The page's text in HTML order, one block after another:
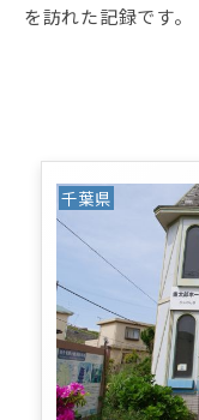
を訪れた記録です。
千葉県